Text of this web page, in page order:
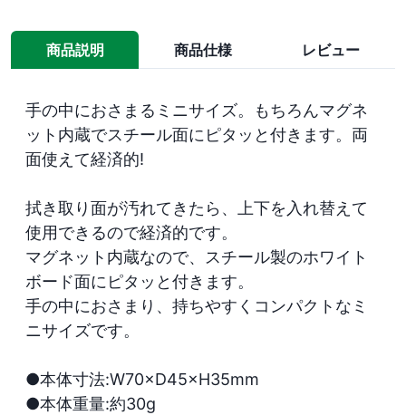
商品説明 商品仕様 レビュー
手の中におさまるミニサイズ。もちろんマグネ
ット内蔵でスチール面にピタッと付きます。両
面使えて経済的!
拭き取り面が汚れてきたら、上下を入れ替えて
使用できるので経済的です。
マグネット内蔵なので、スチール製のホワイト
ボード面にピタッと付きます。
手の中におさまり、持ちやすくコンパクトなミ
ニサイズです。
●本体寸法:W70×D45×H35mm
●本体重量:約30g